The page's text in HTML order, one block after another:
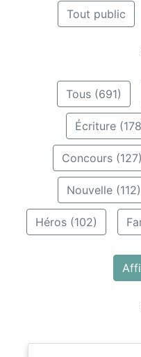
Tout public
Tous (691)
Écriture
Concours (127)
Nouvelle (112)
Héros (102)